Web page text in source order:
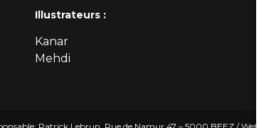
Illustrateurs :
Kanar
Mehdi